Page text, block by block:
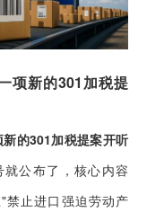
项新的301加税提
的301加税提案开听
公布了，核心内容
禁止进口强迫劳动产